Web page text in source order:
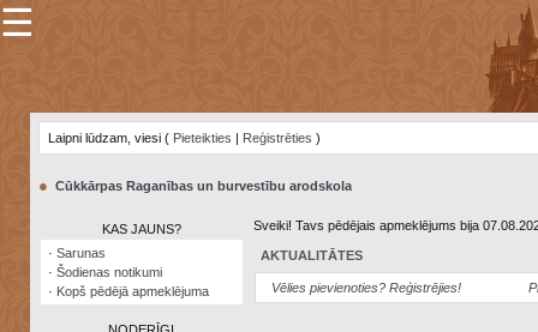
×
Šodienas
notikumi
☰
Laipni lūdzam, viesi ( Pieteikties | Reģistrēties )
● Cūkkārpas Raganības un burvestību arodskola
KAS JAUNS?
· Sarunas
· Šodienas notikumi
· Kopš pēdējā apmeklējuma
Sveiki! Tavs pēdējais apmeklējums bija
AKTUALITĀTES
Vēlies pievienoties? Reģistrējies!